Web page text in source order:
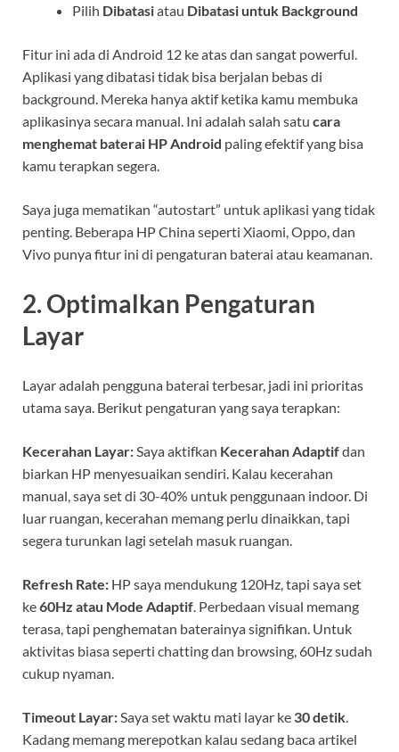
Pilih Dibatasiatau Dibatasi untuk Background
Fitur ini ada di Android 12 ke atas dan sangat powerful.
Aplikasi yang dibatasi tidak bisa berjalan bebas di
background. Mereka hanya aktif ketika kamu membuka
aplikasinya secara manual. Ini adalah salah satu cara
menghemat baterai HP Android paling efektif yang bisa
kamu terapkan segera.
Saya juga mematikan “autostart” untuk aplikasi yang tidak
penting. Beberapa HP China seperti Xiaomi, Oppo, dan
Vivo punya fitur ini di pengaturan baterai atau keamanan.
2. Optimalkan Pengaturan
Layar
Layar adalah pengguna baterai terbesar, jadi ini prioritas
utama saya. Berikut pengaturan yang saya terapkan:
Kecerahan Layar:Saya aktifkan Kecerahan Adaptifdan
biarkan HP menyesuaikan sendiri. Kalau kecerahan
manual, saya set di 30-40% untuk penggunaan indoor. Di
luar ruangan, kecerahan memang perlu dinaikkan, tapi
segera turunkan lagi setelah masuk ruangan.
Refresh Rate: HP saya mendukung 120Hz, tapi saya set
ke60Hz atau Mode Adaptif. Perbedaan visual memang
terasa, tapi penghematan baterainya signifikan. Untuk
aktivitas biasa seperti chatting dan browsing, 60Hz sudah
cukup nyaman.
Timeout Layar:Saya set waktu mati layar ke 30 detik.
Kadang memang merepotkan kalau sedang baca artikel